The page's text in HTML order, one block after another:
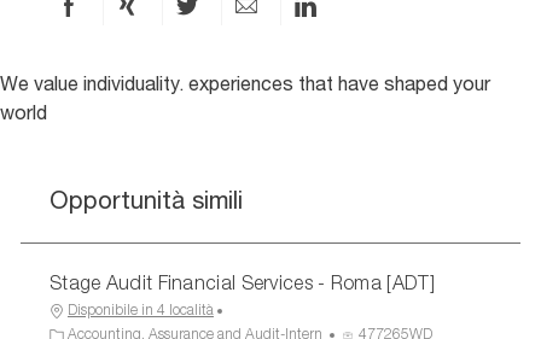
Condividi
Facebook
Condividi
xing
Condividi
X
Condividi
e-
Condividi
LinkedIn
We value individuality. experiences that have shaped your
world
Opportunità simili
Stage Audit Financial Services - Roma [ADT]
Disponibile in 4 località
C Accounting, Assurance and Audit-Intern 477265WD